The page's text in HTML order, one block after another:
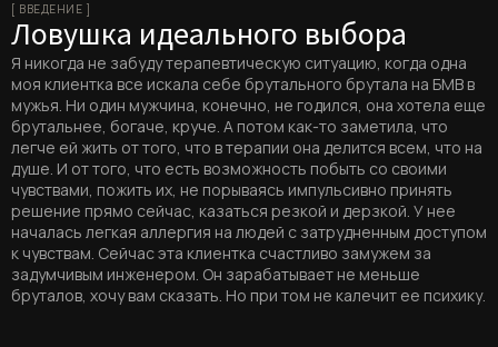
[ ВВЕДЕНИЕ ]
Ловушка идеального выбора
Я никогда не забуду терапевтическую ситуацию, когда одна
моя клиентка все искала себе брутального брутала на БМВ в
мужья. Ни один мужчина, конечно, не годился, она хотела еще
брутальнее, богаче, круче. А потом как-то заметила, что
легче ей жить от того, что в терапии она делится всем, что на
душе. И от того, что есть возможность побыть со своими
чувствами, пожить их, не порываясь импульсивно принять
решение прямо сейчас, казаться резкой и дерзкой. У нее
началась легкая аллергия на людей с затрудненным доступом
к чувствам. Сейчас эта клиентка счастливо замужем за
задумчивым инженером. Он зарабатывает не меньше
бруталов, хочу вам сказать. Но при том не калечит ее психику.